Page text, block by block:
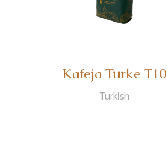
Kafeja Turke T10
Turkish